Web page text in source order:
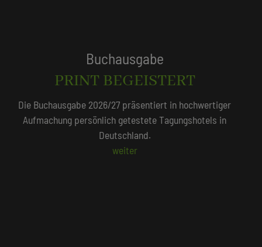
Tagungshotels
QUALITÄTSGEPRÜFT!
Unser Redaktionsteam empfiehlt 250 Tagungshotels, die
persönlich vor Ort geprüft wurden.
Beliebte Suchlisten